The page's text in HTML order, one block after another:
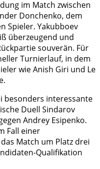
im Match zwischen
Donchenko, dem
Spieler. Yakubboev
überzeugend und
souverän. Für
Turnierlauf, in dem
wie Anish Giri und Le
besonders interessante
Duell Sindarov
Andrey Esipenko.
Fall einer
Match um Platz drei
Qualifikation